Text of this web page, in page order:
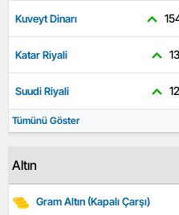
Kuveyt Dinarı
Katar Riyali
Suudi Riyali
Tümünü Göster
Altın
Gram Altın (Kapalı Çarşı)